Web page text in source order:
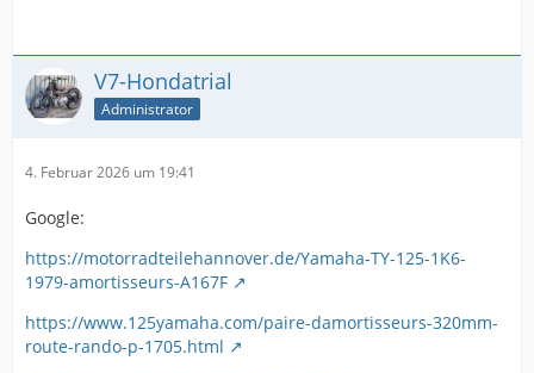
V7-Hondatrial
Administrator
4. Februar 2026 um 19:41
Google:
https://motorradteilehannover.de/Yamaha-TY-125-1K6-
1979-amortisseurs-A167F
https://www.125yamaha.com/paire-damortisseurs-320mm-
route-rando-p-1705.html